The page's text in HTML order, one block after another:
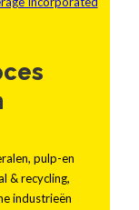
pulp-en
& recycling,
industrieën